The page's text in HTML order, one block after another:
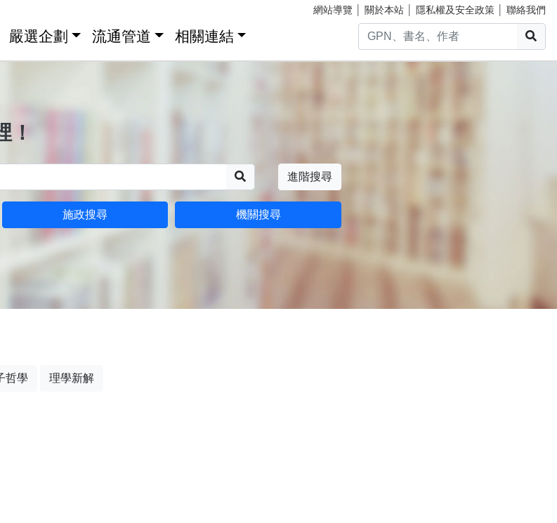
網站導覽 關於本站 隱私權及安全政策 聯絡我們
嚴選企劃 流通管道 相關連結
！
進階搜尋
施政搜尋 機關搜尋
哲學 理學新解